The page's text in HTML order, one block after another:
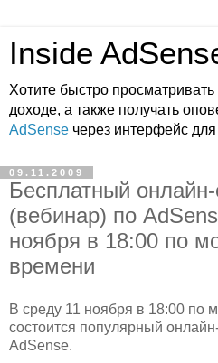
Inside
Хотите быстро
доходе, а также получать
AdSense через интерфейс
09.11.2009
Бесплатный
(вебинар) по
ноября в 18:00 по
времени
В среду 11 ноября в 18:00 по
состоится популярный
AdSense.